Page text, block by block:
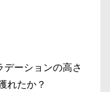
ーションの高さ
れたか？